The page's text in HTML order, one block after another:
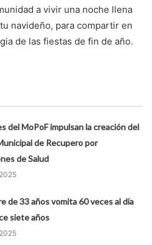
a vivir una noche llena
navideño, para compartir en
de las fiestas de fin de año.
del MoPoF impulsan la creación del
de Recupero por
de Salud
de 33 años vomita 60 veces al día
siete años